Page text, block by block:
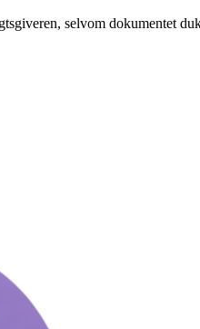
selvom dokumentet